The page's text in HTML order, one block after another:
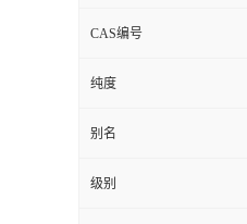
CAS编号
纯度
别名
级别